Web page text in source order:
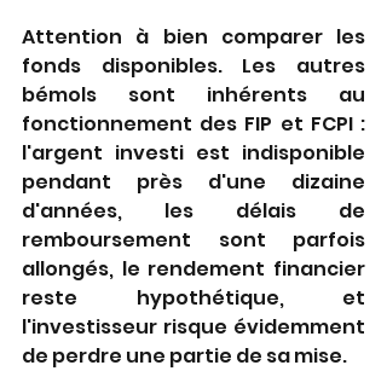
Attention à bien comparer les
fonds disponibles. Les autres
bémols sont inhérents au
fonctionnement des FIP et FCPI :
l'argent investi est indisponible
pendant près d'une dizaine
d'années, les délais de
remboursement sont parfois
allongés, le rendement financier
reste hypothétique, et
l'investisseur risque évidemment
de perdre une partie de sa mise.